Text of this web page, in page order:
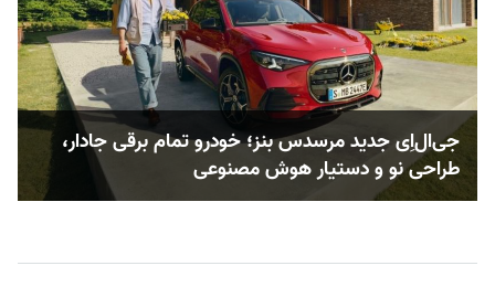
جی‌ال‌اِی جدید مرسدس بنز؛ خودرو تمام برقی جادار،
طراحی نو و دستیار هوش مصنوعی